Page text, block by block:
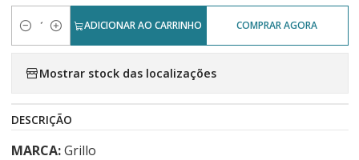
Quantidade
ADICIONAR AO CARRINHO COMPRAR AGORA
Mostrar stock das localizações
DESCRIÇÃO
MARCA:Grillo